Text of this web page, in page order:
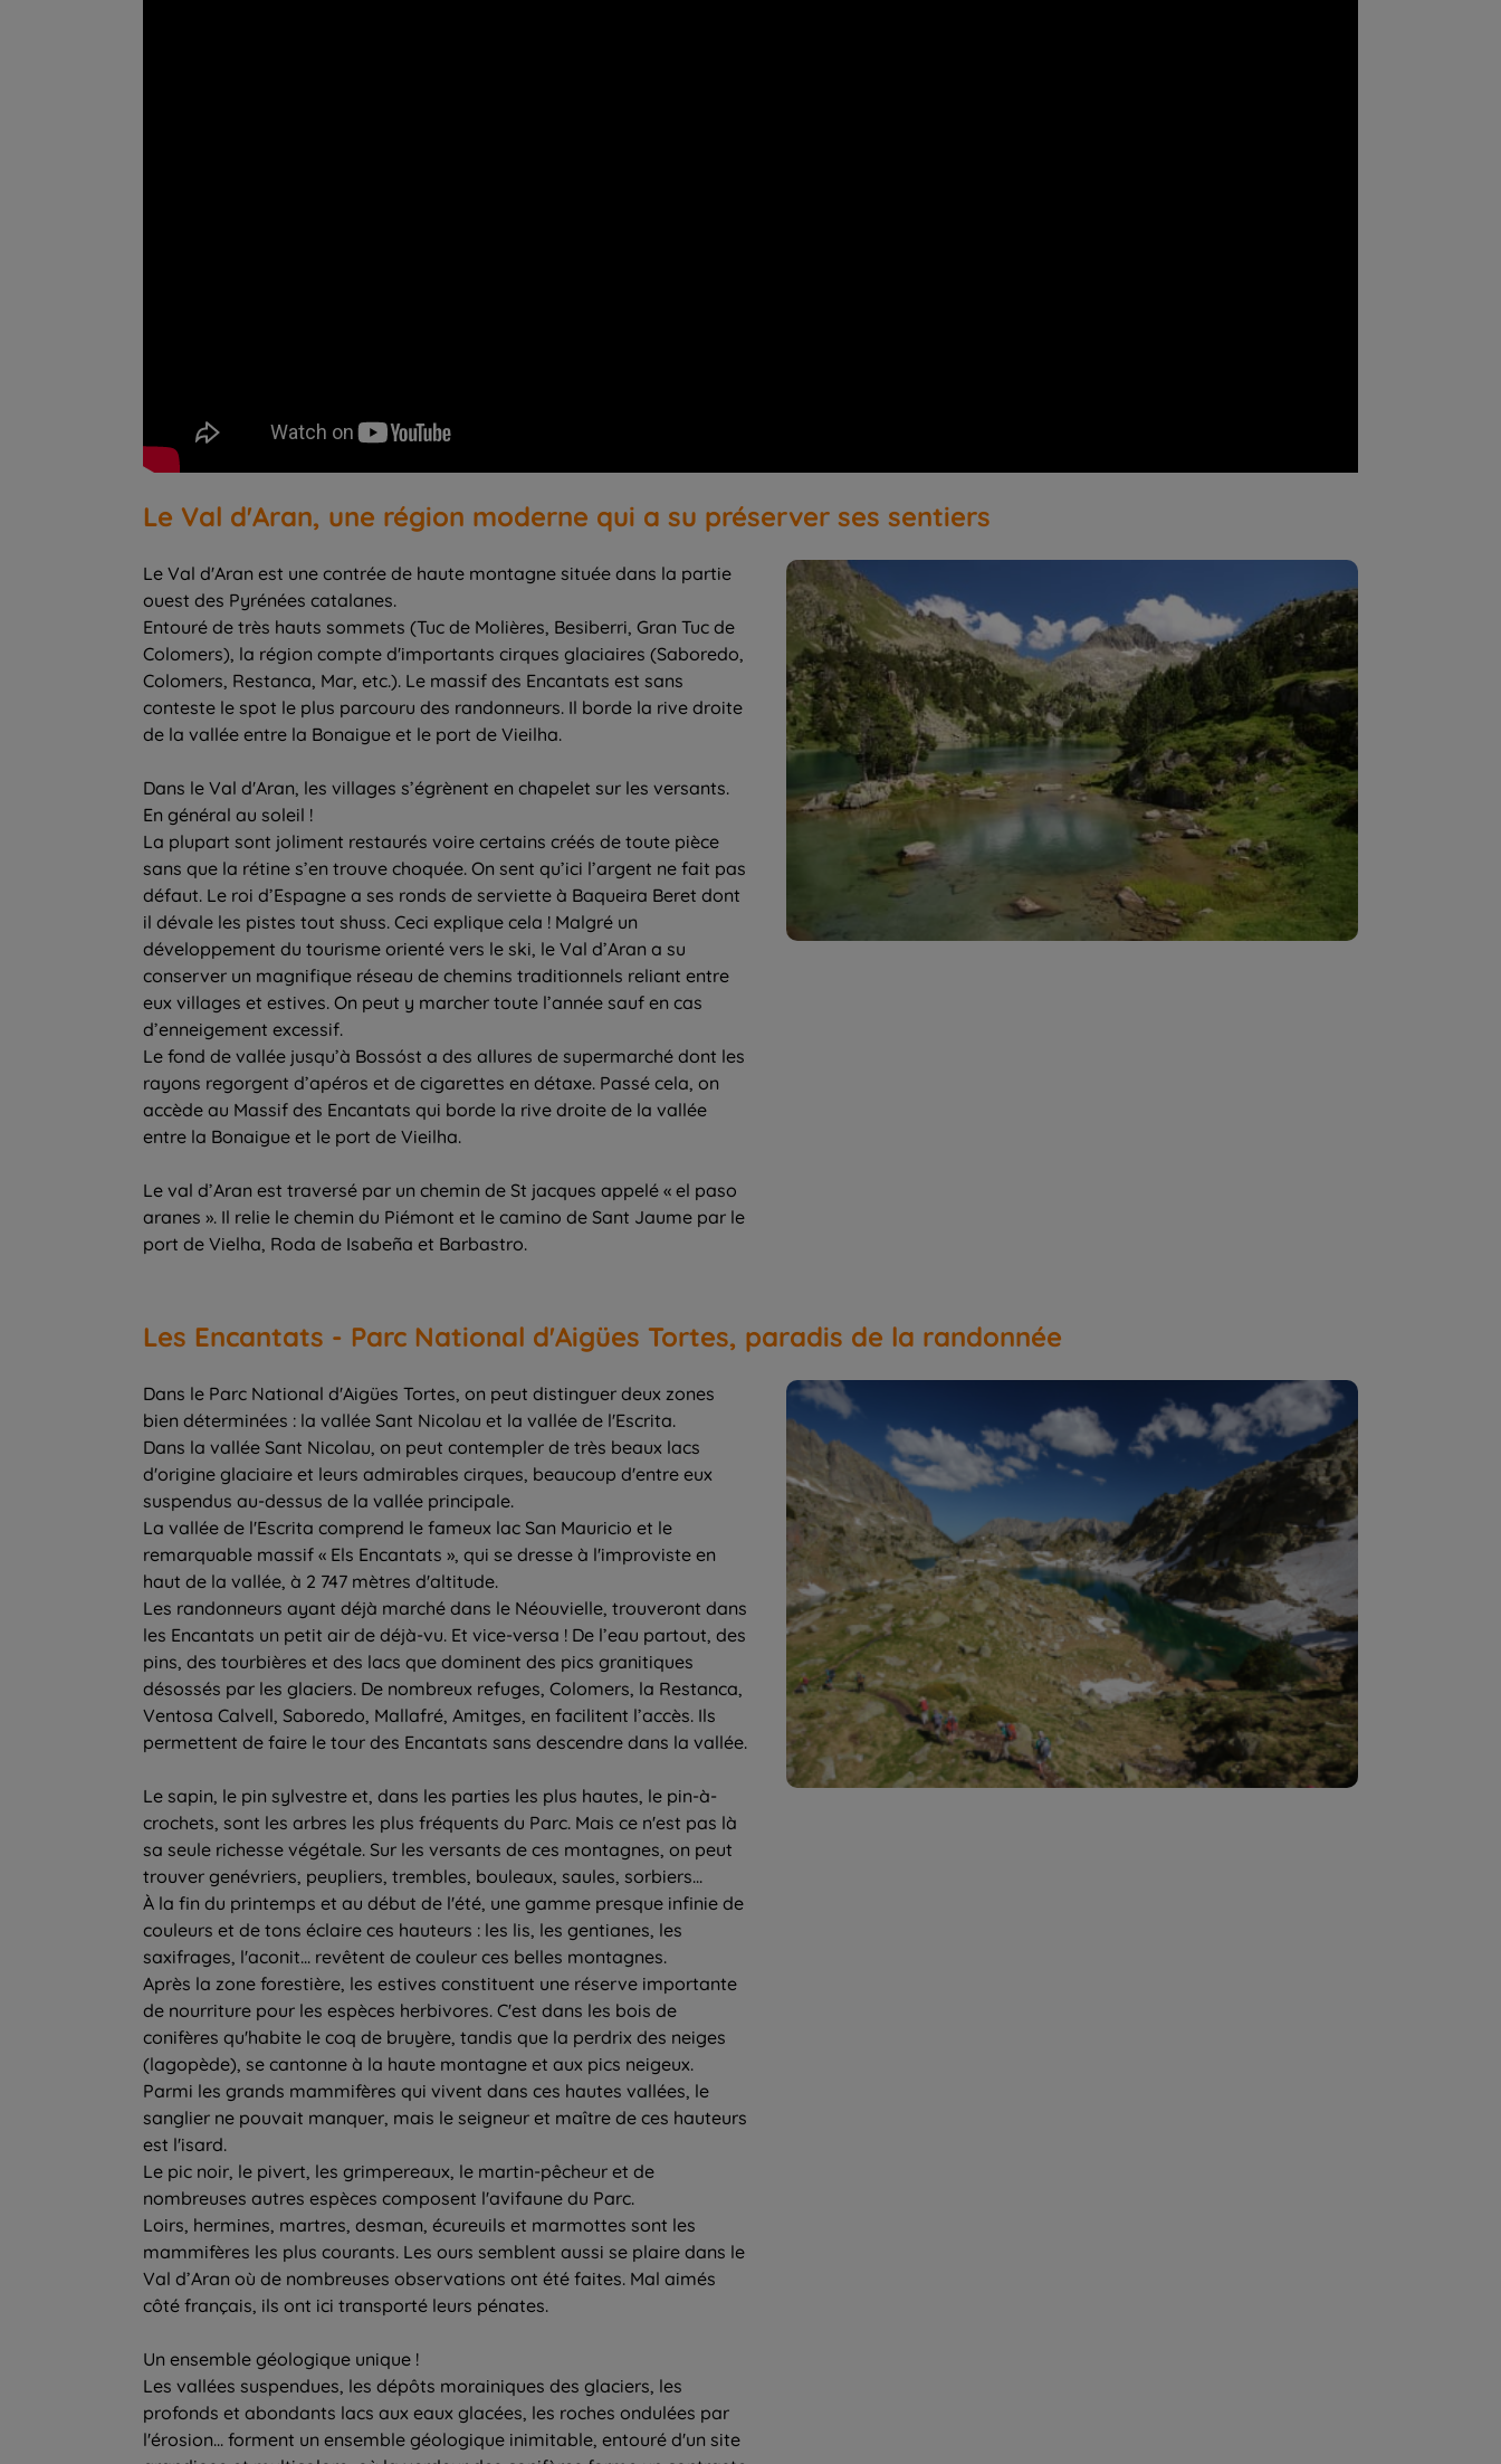
Le Val d'Aran, une région moderne qui a su préserver ses sentiers
Le Val d'Aran est une contrée de haute montagne située dans la partie
ouest des Pyrénées catalanes.
Entouré de très hauts sommets (Tuc de Molières, Besiberri, Gran Tuc de
Colomers), la région compte d'importants cirques glaciaires (Saboredo,
Colomers, Restanca, Mar, etc.). Le massif des Encantats est sans
conteste le spot le plus parcouru des randonneurs. Il borde la rive droite
de la vallée entre la Bonaigue et le port de Vieilha.
Dans le Val d'Aran, les villages s’égrènent en chapelet sur les versants.
En général au soleil !
La plupart sont joliment restaurés voire certains créés de toute pièce
sans que la rétine s’en trouve choquée. On sent qu’ici l’argent ne fait pas
défaut. Le roi d’Espagne a ses ronds de serviette à Baqueira Beret dont
il dévale les pistes tout shuss. Ceci explique cela ! Malgré un
développement du tourisme orienté vers le ski, le Val d’Aran a su
conserver un magnifique réseau de chemins traditionnels reliant entre
eux villages et estives. On peut y marcher toute l’année sauf en cas
d’enneigement excessif.
Le fond de vallée jusqu’à Bossóst a des allures de supermarché dont les
rayons regorgent d’apéros et de cigarettes en détaxe. Passé cela, on
accède au Massif des Encantats qui borde la rive droite de la vallée
entre la Bonaigue et le port de Vieilha.
Le val d’Aran est traversé par un chemin de St jacques appelé « el paso
aranes ». Il relie le chemin du Piémont et le camino de Sant Jaume par le
port de Vielha, Roda de Isabeña et Barbastro.
Les Encantats - Parc National d'Aigües Tortes, paradis de la randonnée
Dans le Parc National d'Aigües Tortes, on peut distinguer deux zones
bien déterminées : la vallée Sant Nicolau et la vallée de l'Escrita.
Dans la vallée Sant Nicolau, on peut contempler de très beaux lacs
d'origine glaciaire et leurs admirables cirques, beaucoup d'entre eux
suspendus au-dessus de la vallée principale.
La vallée de l'Escrita comprend le fameux lac San Mauricio et le
remarquable massif « Els Encantats », qui se dresse à l'improviste en
haut de la vallée, à 2 747 mètres d'altitude.
Les randonneurs ayant déjà marché dans le Néouvielle, trouveront dans
les Encantats un petit air de déjà-vu. Et vice-versa ! De l’eau partout, des
pins, des tourbières et des lacs que dominent des pics granitiques
désossés par les glaciers. De nombreux refuges, Colomers, la Restanca,
Ventosa Calvell, Saboredo, Mallafré, Amitges, en facilitent l’accès. Ils
permettent de faire le tour des Encantats sans descendre dans la vallée.
Le sapin, le pin sylvestre et, dans les parties les plus hautes, le pin-à-
crochets, sont les arbres les plus fréquents du Parc. Mais ce n'est pas là
sa seule richesse végétale. Sur les versants de ces montagnes, on peut
trouver genévriers, peupliers, trembles, bouleaux, saules, sorbiers...
À la fin du printemps et au début de l'été, une gamme presque infinie de
couleurs et de tons éclaire ces hauteurs : les lis, les gentianes, les
saxifrages, l'aconit... revêtent de couleur ces belles montagnes.
Après la zone forestière, les estives constituent une réserve importante
de nourriture pour les espèces herbivores. C'est dans les bois de
conifères qu'habite le coq de bruyère, tandis que la perdrix des neiges
(lagopède), se cantonne à la haute montagne et aux pics neigeux.
Parmi les grands mammifères qui vivent dans ces hautes vallées, le
sanglier ne pouvait manquer, mais le seigneur et maître de ces hauteurs
est l'isard.
Le pic noir, le pivert, les grimpereaux, le martin-pêcheur et de
nombreuses autres espèces composent l'avifaune du Parc.
Loirs, hermines, martres, desman, écureuils et marmottes sont les
mammifères les plus courants. Les ours semblent aussi se plaire dans le
Val d’Aran où de nombreuses observations ont été faites. Mal aimés
côté français, ils ont ici transporté leurs pénates.
Un ensemble géologique unique !
Les vallées suspendues, les dépôts morainiques des glaciers, les
profonds et abondants lacs aux eaux glacées, les roches ondulées par
l'érosion... forment un ensemble géologique inimitable, entouré d'un site